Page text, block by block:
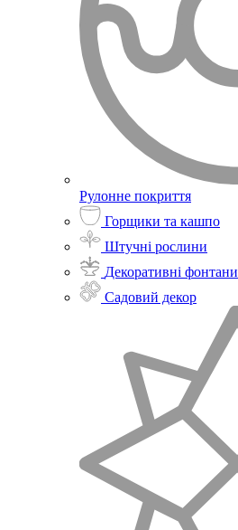
Рулонне покриття
Горщики та кашпо
Штучні рослини
Декоративні фонтани
Садовий декор